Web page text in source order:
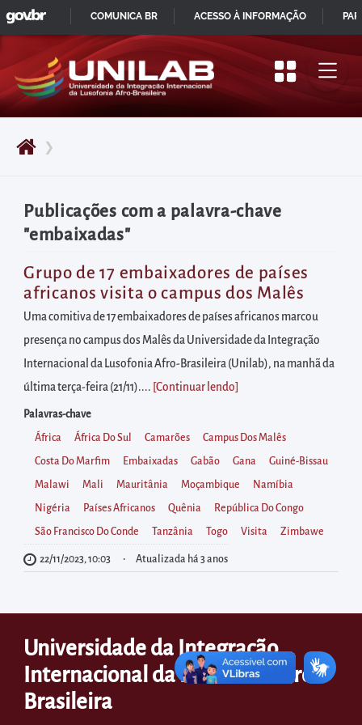
Pular
para
início
do
principal
Acessar
diretamente
o
menu
principal
Acessar
diretamente
à
área
para
realizar
buscas
internas
Acessar
diretamente
as
no
rodapé
❯
Publicações com a palavra-chave
"embaixadas"
Grupo de 17 embaixadores de países
africanos visita o campus dos Malês
Uma comitiva de 17 embaixadores de países africanos marcou
presença no campus dos Malês da Universidade da Integração
Internacional da Lusofonia Afro-Brasileira (Unilab), na manhã da
última terça-feira (21/11).... [Continuar lendo
Palavras-chave
África África Do Sul Camarões Campus Dos Malês
Costa Do Marfim Embaixadas Gabão Gana Guiné-Bissau
Malawi Mali Mauritânia Moçambique Namíbia
Nigéria Países Africanos Quênia República Do Congo
São Francisco Do Conde Tanzânia Togo Visita Zimbawe
22/11/2023, 10:03 Atualizada há 3 anos
Universidade da Integração
Internacional da Lusofonia Afro-
Brasileira
IR
PARA
CONTEÚDO
GOVBR
COMUNICA BR ACESSO À INFORMAÇÃO